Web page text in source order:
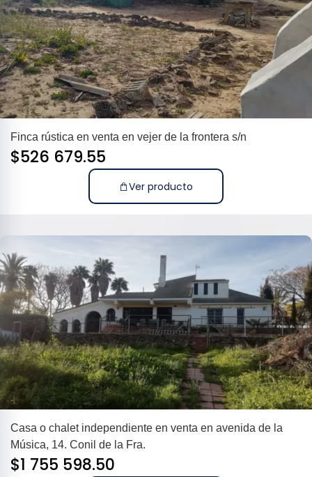
Finca rústica en venta en vejer de la frontera s/n
$526 679.55
Ver producto
Casa o chalet independiente en venta en avenida de la
Música, 14. Conil de la Fra.
$1 755 598.50